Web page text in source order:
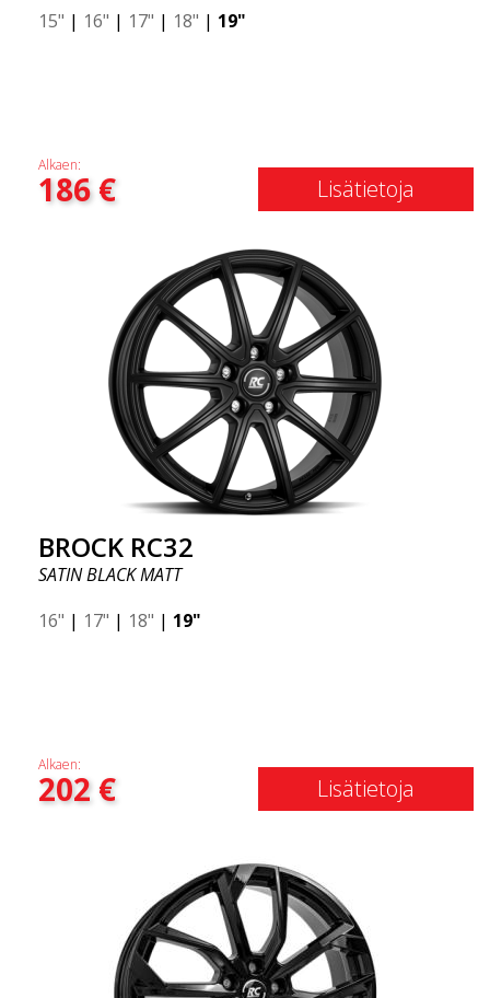
15" | 16" | 17" | 18" | 19"
Alkaen:
186€ Lisätietoja
BROCK RC32
SATIN BLACK MATT
16" | 17" | 18" | 19"
Alkaen:
202€ Lisätietoja